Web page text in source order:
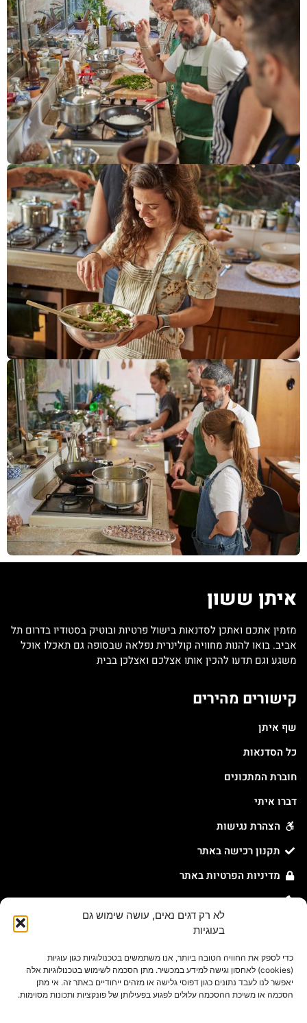
לא רק דגים נאים, עושה שימוש גם
בעוגיות
כדי לספק את החוויה הטובה ביותר, אנו משתמשים בטכנולוגיות כגון עוגיות
(cookies) לאחסון וגישה למידע במכשיר. מתן הסכמה לשימוש בטכנולוגיות אלה
יאפשר לנו לעבד נתונים כגון דפוסי גלישה או מזהים ייחודיים באתר זה. אי מתן
הסכמה או משיכת ההסכמה עלולים לפגוע בפעילותן של פונקציות ותכונות מסוימות.
איתן ששון
מזמין אתכם ואתכן לסדנאות בישול פרטיות ובוטיק בסטודיו בדרום תל
אביב. בואו להנות מחוויה קולינרית נפלאה שבסופה גם תאכלו אוכל
משגע וגם תדעו להכין אותו אצלכם ואצלכן בבית
קישורים מהירים
שף איתן
כל הסדנאות
חוברת המתכונים
דברו איתי
הצהרת נגישות
תקנון רכישה באתר
מדיניות הפרטיות באתר
מדיניות עוגיות באתר
054-631-8078
orders@eitansasson.co.il